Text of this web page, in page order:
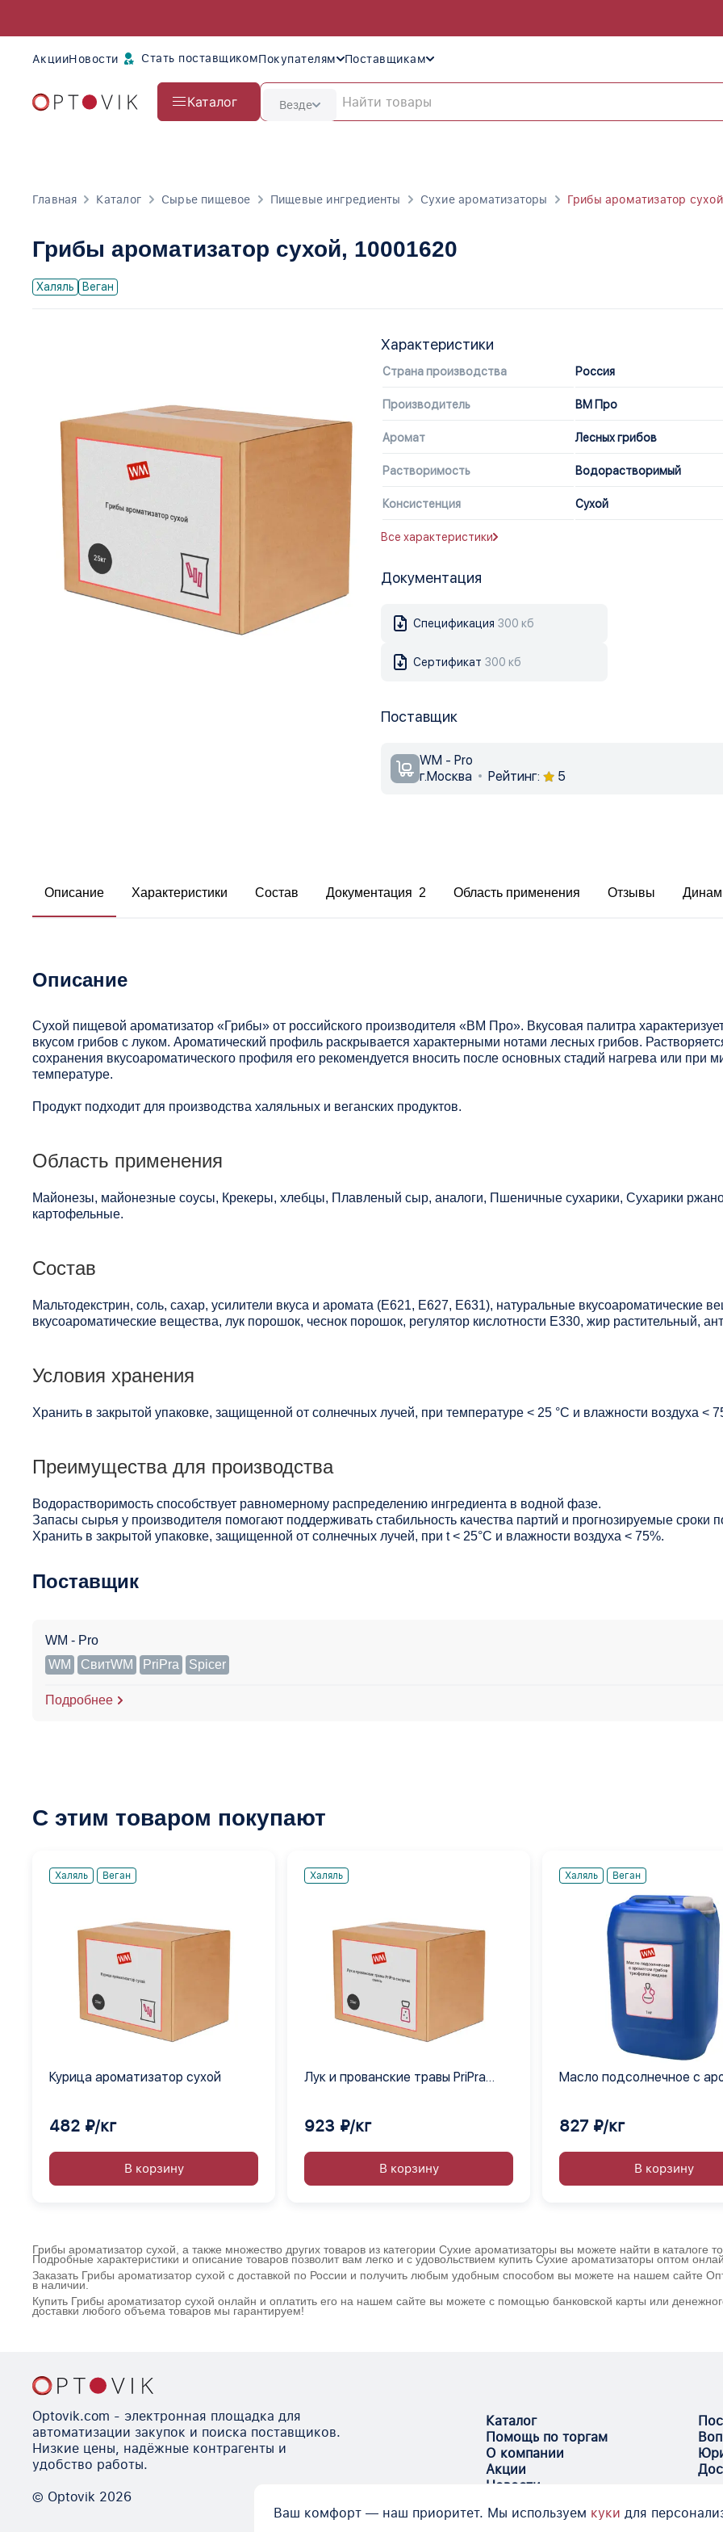
АкцииНовости Стать поставщикомПокупателям Поставщикам
Каталог Везде
Главная Каталог Сырье пищевое Пищевые ингредиенты Сухие ароматизаторы Грибы ароматизатор сухой
Грибы ароматизатор сухой, 10001620
Халяль Веган
Характеристики
Страна производства Россия
Производитель ВМ Про
Аромат Лесных грибов
Растворимость Водорастворимый
Консистенция Сухой
Все характеристики
Документация
Спецификация 300 кб
Сертификат 300 кб
Поставщик
WM - Pro
г.Москва
Рейтинг: 5
Описание Характеристики Состав Документация 2 Область применения Отзывы
Описание
Сухой пищевой ароматизатор «Грибы» от российского производителя «ВМ Про». Вкусовая палитра
вкусом грибов с луком. Ароматический профиль раскрывается характерными нотами лесных грибов.
сохранения вкусоароматического профиля его рекомендуется вносить после основных стадий нагрева или при
температуре.
Продукт подходит для производства халяльных и веганских продуктов.
Область применения
Майонезы, майонезные соусы, Крекеры, хлебцы, Плавленый сыр, аналоги, Пшеничные сухарики, Сухарики
картофельные.
Состав
Мальтодекстрин, соль, сахар, усилители вкуса и аромата (Е621, Е627, Е631), натуральные вкусоароматические
вкусоароматические вещества, лук порошок, чеснок порошок, регулятор кислотности Е330, жир растительный,
Условия хранения
Хранить в закрытой упаковке, защищенной от солнечных лучей, при температуре < 25 °C и влажности воздуха <
Преимущества для производства
Водорастворимость способствует равномерному распределению ингредиента в водной фазе.
Запасы сырья у производителя помогают поддерживать стабильность качества партий и прогнозируемые сроки
Хранить в закрытой упаковке, защищенной от солнечных лучей, при t < 25°С и влажности воздуха < 75%.
Поставщик
WM - Pro
WM
СвитWM PriPra Spicer
Подробнее
С этим товаром покупают
Халяль Веган
Курица ароматизатор сухой
482 ₽/кг
В корзину
Халяль
Лук и прованские травы PriPra
923 ₽/кг
В корзину
Халяль Веган
Масло подсолнечное с
827 ₽/кг
В корзину
Грибы ароматизатор сухой, а также множество других товаров из категории Сухие ароматизаторы вы можете найти в каталоге
Подробные характеристики и описание товаров позволит вам легко и с удовольствием купить Сухие ароматизаторы оптом
Заказать Грибы ароматизатор сухой с доставкой по России и получить любым удобным способом вы можете на нашем сайте
в наличии.
Купить Грибы ароматизатор сухой онлайн и оплатить его на нашем сайте вы можете с помощью банковской карты или
доставки любого объема товаров мы гарантируем!
Optovik.com - электронная площадка для
автоматизации закупок и поиска поставщиков.
Низкие цены, надёжные контрагенты и
удобство работы.
© Optovik 2026
Каталог
Помощь по торгам
О компании
Акции
Новости
Ваш комфорт — наш приоритет. Мы используем куки для